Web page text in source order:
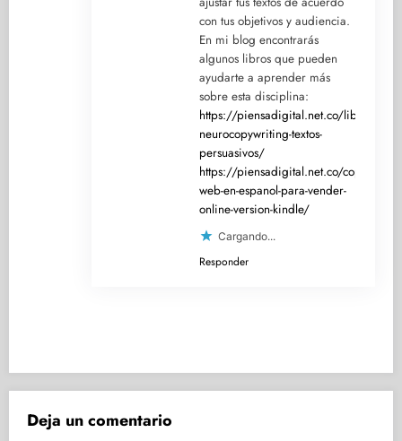
con tus objetivos y audiencia.
En mi blog encontrarás
algunos libros que pueden
ayudarte a aprender más
sobre esta disciplina:
https://piensadigital.net.co/libro-
neurocopywriting-textos-
persuasivos/
https://piensadigital.net.co/
web-en-espanol-para-vender-
online-version-kindle/
Cargando...
Responder
Deja un comentario